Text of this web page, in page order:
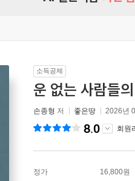
소득공제
운 없는 사람들
손종형 저 좋은땅 2026년
8.0 회원
정가 16,800원